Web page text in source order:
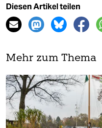
Diesen Artikel teilen
Mehr zum Thema